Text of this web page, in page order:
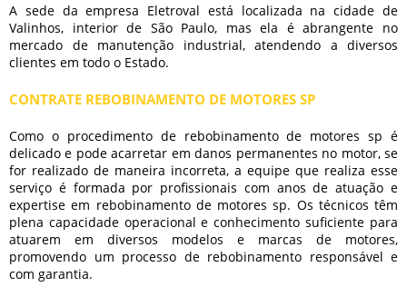
A sede da empresa Eletroval está localizada na cidade de
Valinhos, interior de São Paulo, mas ela é abrangente no
mercado de manutenção industrial, atendendo a diversos
clientes em todo o Estado.
CONTRATE REBOBINAMENTO DE MOTORES SP
Como o procedimento de rebobinamento de motores sp é
delicado e pode acarretar em danos permanentes no motor, se
for realizado de maneira incorreta, a equipe que realiza esse
serviço é formada por profissionais com anos de atuação e
expertise em rebobinamento de motores sp. Os técnicos têm
plena capacidade operacional e conhecimento suficiente para
atuarem em diversos modelos e marcas de motores,
promovendo um processo de rebobinamento responsável e
com garantia.